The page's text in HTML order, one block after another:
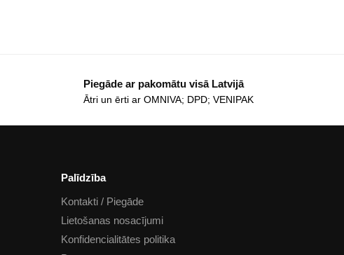
Piegāde ar pakomātu visā Latvijā
Ātri un ērti ar OMNIVA; DPD; VENIPAK
Palīdzība
Kontakti / Piegāde
Lietošanas nosacījumi
Konfidencialitātes politika